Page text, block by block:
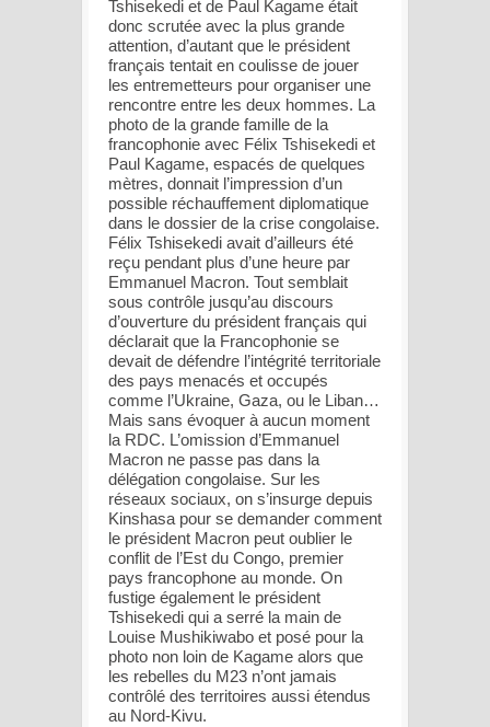
Tshisekedi et de Paul Kagame était
donc scrutée avec la plus grande
attention, d’autant que le président
français tentait en coulisse de jouer
les entremetteurs pour organiser une
rencontre entre les deux hommes. La
photo de la grande famille de la
francophonie avec Félix Tshisekedi et
Paul Kagame, espacés de quelques
mètres, donnait l’impression d’un
possible réchauffement diplomatique
dans le dossier de la crise congolaise.
Félix Tshisekedi avait d’ailleurs été
reçu pendant plus d’une heure par
Emmanuel Macron. Tout semblait
sous contrôle jusqu’au discours
d’ouverture du président français qui
déclarait que la Francophonie se
devait de défendre l’intégrité territoriale
des pays menacés et occupés
comme l’Ukraine, Gaza, ou le Liban…
Mais sans évoquer à aucun moment
la RDC. L’omission d’Emmanuel
Macron ne passe pas dans la
délégation congolaise. Sur les
réseaux sociaux, on s’insurge depuis
Kinshasa pour se demander comment
le président Macron peut oublier le
conflit de l’Est du Congo, premier
pays francophone au monde. On
fustige également le président
Tshisekedi qui a serré la main de
Louise Mushikiwabo et posé pour la
photo non loin de Kagame alors que
les rebelles du M23 n’ont jamais
contrôlé des territoires aussi étendus
au Nord-Kivu.